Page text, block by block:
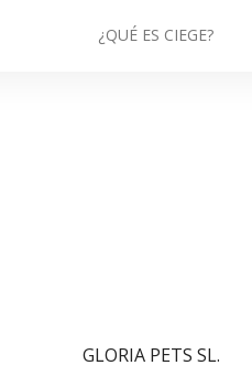
¿QUÉ ES CIEGE?
GLORIA PETS SL.